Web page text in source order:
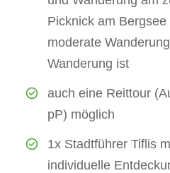
Picknick am
moderate
Wanderung ist
auch eine Reittour
pP) möglich
1x Stadtführer Tiflis
individuelle